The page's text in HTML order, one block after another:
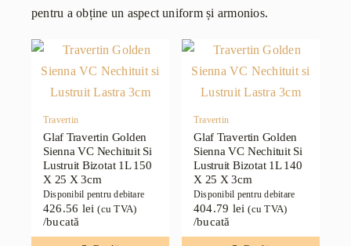
pentru a obține un aspect uniform și armonios.
Travertin
Glaf Travertin Golden
Sienna VC Nechituit Si
Lustruit Bizotat 1L 150
X 25 X 3cm
Disponibil pentru debitare
426.56 lei (cu TVA)
/bucată
Travertin
Glaf Travertin Golden
Sienna VC Nechituit Si
Lustruit Bizotat 1L 140
X 25 X 3cm
Disponibil pentru debitare
404.79 lei (cu TVA)
/bucată